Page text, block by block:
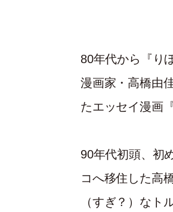
80年代から『り
漫画家・高橋由
たエッセイ漫画
90年代初頭、初
コへ移住した高
（すぎ？）なト